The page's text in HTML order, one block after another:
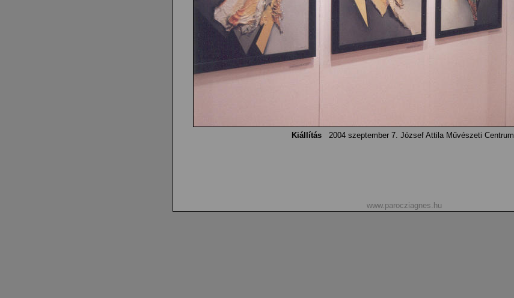
Kiállítás 2004 szeptember 7. József Attila Művészeti Centrum.
www.parocziagnes.hu